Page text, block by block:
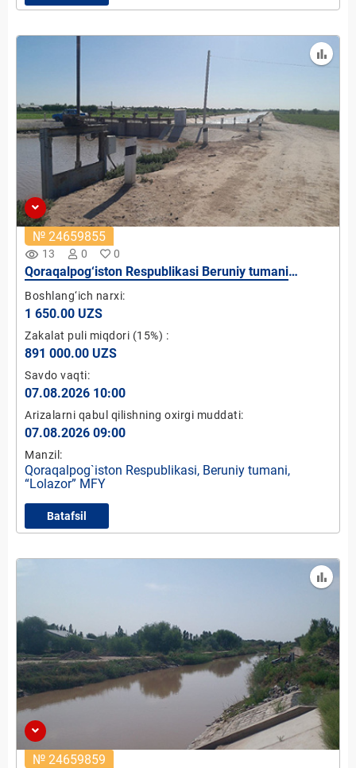
remove_red_eye 13 0 0
№ 24659855
Qoraqalpog‘iston Respublikasi Beruniy tumani
“Lolazor” MFY Navoiy kanalida mikro GES-1 qurish
loyihasi (quvvati 5 kVt )
Boshlang‘ich narxi:
1 650.00 UZS
Zakalat puli miqdori (15%) :
891 000.00 UZS
Savdo vaqti:
07.08.2026 10:00
Arizalarni qabul qilishning oxirgi muddati:
07.08.2026 09:00
Manzil:
Qoraqalpog`iston Respublikasi, Beruniy tumani,
“Lolazor” MFY
Batafsil
№ 24659859